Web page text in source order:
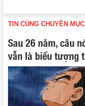
TIN CÙNG CHUYÊN MỤC
Sau 26 năm, câu
vẫn là biểu tượng